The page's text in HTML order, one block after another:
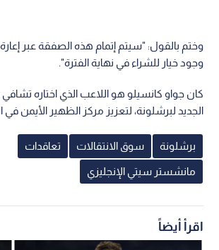
وختم بالقول: "سيتم إتمام هذه الصفقة عبر
وجود خيار للشراء في نهاية الفترة".
كان جواو كانسيلو هو اللاعب الذي اختاره تشافي
الجديد لبرشلونة، لتعزيز مركز الظهير الأيمن في
برشلونة سوق الانتقالات تعاقدات
مانشستر سيتي الإنجليزي
اقرأ أيضاً